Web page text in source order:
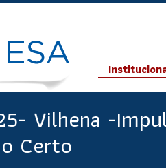
Vilhena -
Certo